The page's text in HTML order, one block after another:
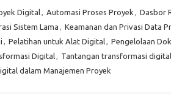
Digital, Automasi Proses Proyek , Dasbor
Sistem Lama , Keamanan dan Privasi Data
, Pelatihan untuk Alat Digital, Pengelolaan
Digital, Tantangan transformasi digital
dalam Manajemen Proyek